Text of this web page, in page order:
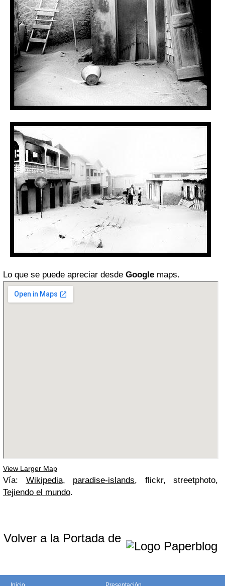
Lo que se puede apreciar desde Google maps.
View Larger Map
Vía: Wikipedia, paradise-islands, flickr, streetphoto,
Tejiendo el mundo.
Volver a la Portada de